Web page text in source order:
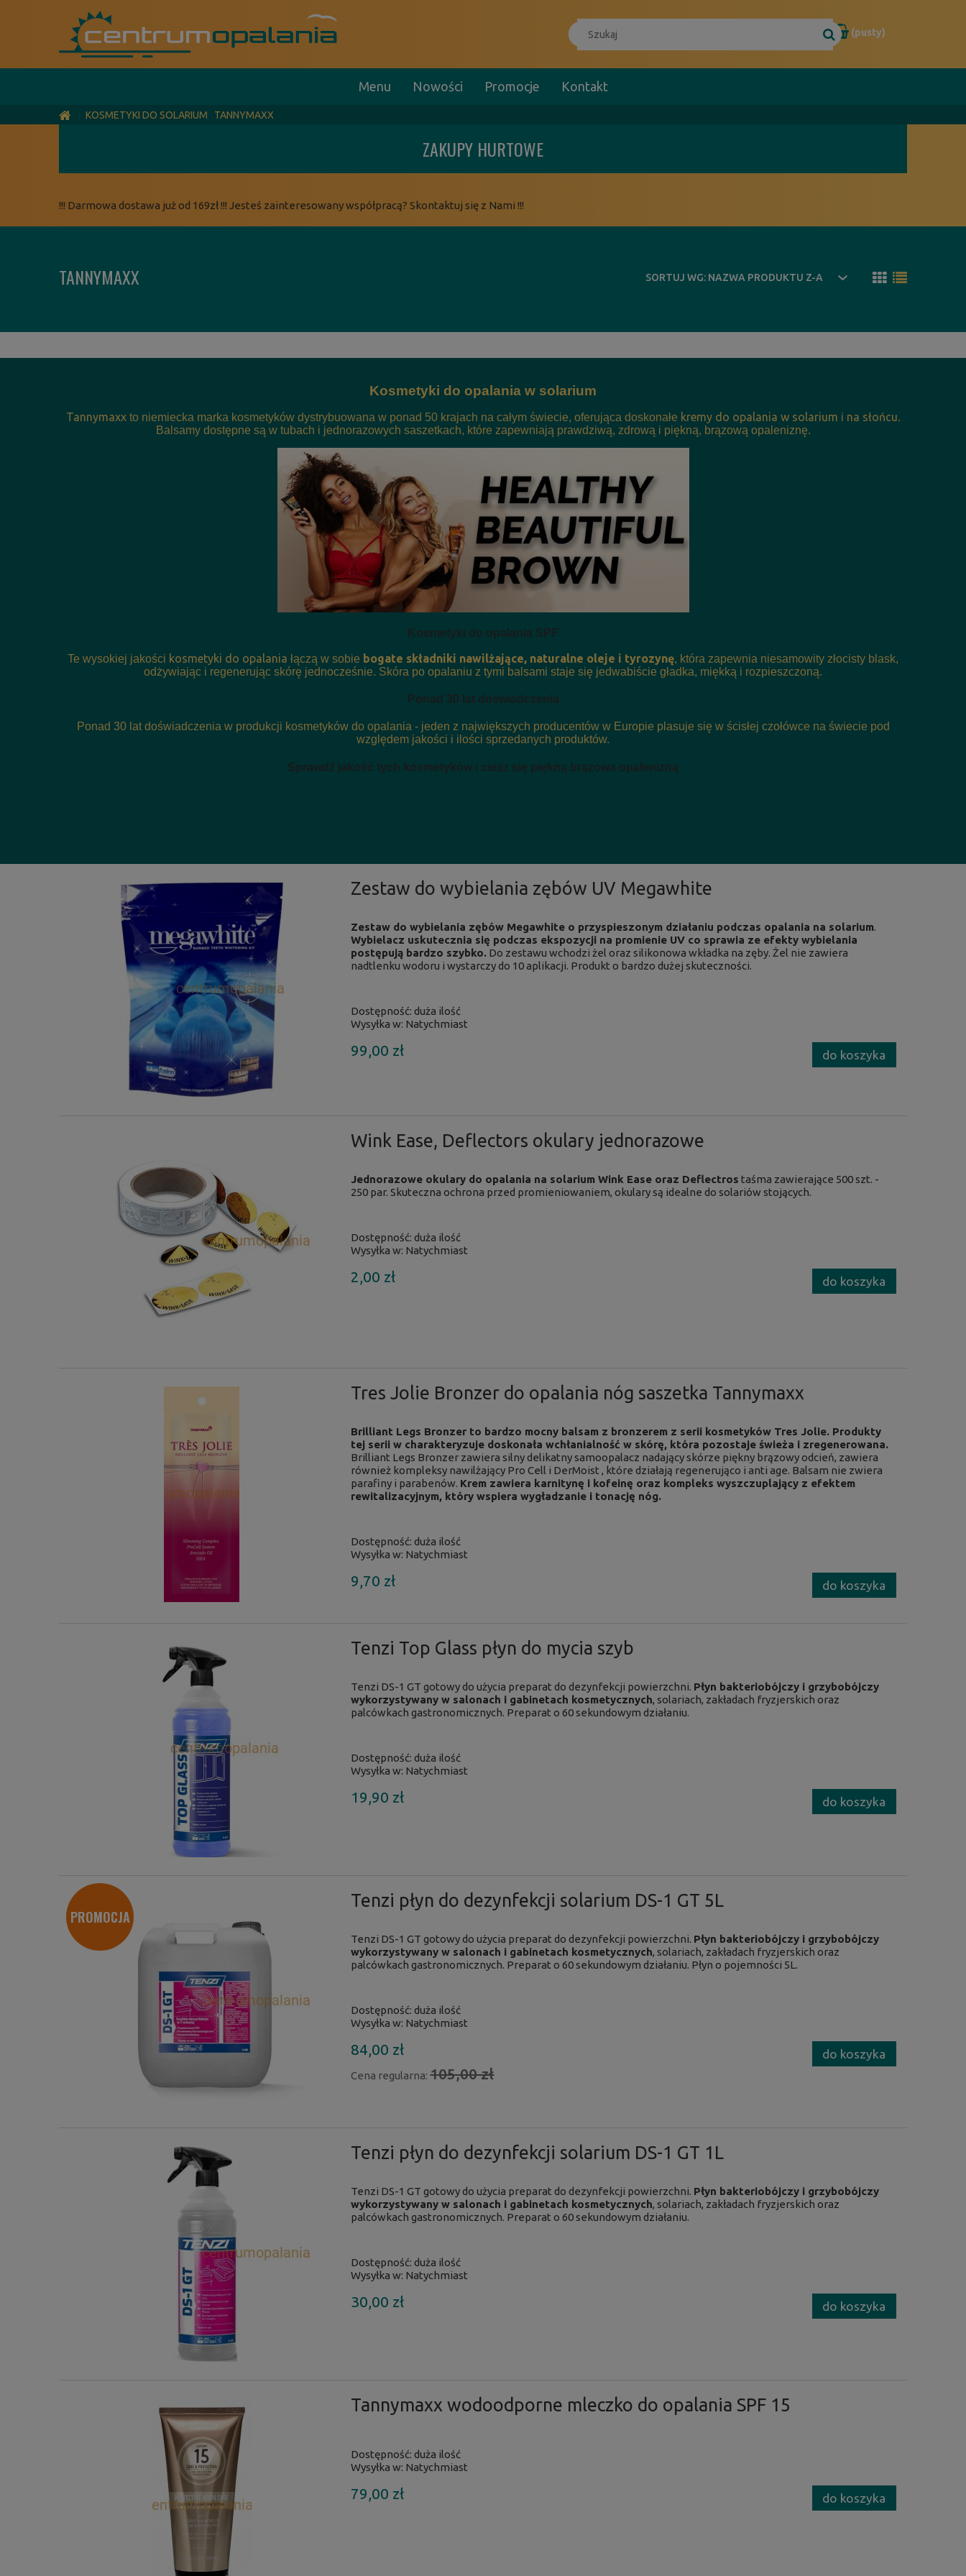
(pusty)
Menu Nowości Promocje Kontakt
KOSMETYKI DO SOLARIUM TANNYMAXX
ZAKUPY HURTOWE
!!! Darmowa dostawa już od 169zł !!! Jesteś zainteresowany współpracą? Skontaktuj się z Nami !!!
TANNYMAXX SORTUJ WG: NAZWA PRODUKTU Z-A
Kosmetyki do opalania w solarium
Tannymaxxto niemiecka marka kosmetyków dystrybuowana w ponad 50 krajach na całym świecie, oferująca doskonałe kremy do opalania w solarium i na słońcu.
Balsamy dostępne są w tubach i jednorazowych saszetkach, które zapewniają prawdziwą, zdrową i piękną, brązową opaleniznę.
Kosmetyki do opalania SPF
Te wysokiej jakości kosmetyki do opalania łączą w sobie bogate składniki nawilżające, naturalne oleje i tyrozynę, która zapewnia niesamowity złocisty blask,
odżywiając i regenerując skórę jednocześnie. Skóra po opalaniu z tymi balsami staje się jedwabiście gładka, miękką i rozpieszczoną.
Ponad 30 lat doświadczenia
Ponad 30 lat doświadczenia w produkcji kosmetyków do opalania - jeden z największych producentów w Europie plasuje się w ścisłej czołówce na świecie pod
względem jakości i ilości sprzedanych produktów.
Sprawdź jakość tych kosmetyków i ciesz się piękną brązowa opalenizną
Zestaw do wybielania zębów UV Megawhite
Zestaw do wybielania zębów Megawhite o przyspieszonym działaniu podczas opalania na solarium.
Wybielacz uskutecznia się podczas ekspozycji na promienie UV co sprawia ze efekty wybielania
postępują bardzo szybko. Do zestawu wchodzi żel oraz silikonowa wkładka na zęby. Żel nie zawiera
nadtlenku wodoru i wystarczy do 10 aplikacji. Produkt o bardzo dużej skuteczności.
Dostępność: duża ilość
Wysyłka w: Natychmiast
99,00 zł do koszyka
Wink Ease, Deflectors okulary jednorazowe
Jednorazowe okulary do opalania na solarium Wink Ease oraz Deflectros taśma zawierające 500 szt. -
250 par. Skuteczna ochrona przed promieniowaniem, okulary są idealne do solariów stojących.
Dostępność: duża ilość
Wysyłka w: Natychmiast
2,00 zł do koszyka
Tres Jolie Bronzer do opalania nóg saszetka Tannymaxx
Brilliant Legs Bronzer to bardzo mocny balsam z bronzerem z serii kosmetyków Tres Jolie. Produkty
tej serii w charakteryzuje doskonała wchłanialność w skórę, która pozostaje świeża i zregenerowana.
Brilliant Legs Bronzer zawiera silny delikatny samoopalacz nadający skórze piękny brązowy odcień, zawiera
również kompleksy nawilżający Pro Cell i DerMoist , które działają regenerująco i anti age. Balsam nie zwiera
parafiny i parabenów. Krem zawiera karnitynę i kofeinę oraz kompleks wyszczuplający z efektem
rewitalizacyjnym, który wspiera wygładzanie i tonację nóg.
Dostępność: duża ilość
Wysyłka w: Natychmiast
9,70 zł do koszyka
Tenzi Top Glass płyn do mycia szyb
Tenzi DS-1 GT gotowy do użycia preparat do dezynfekcji powierzchni. Płyn bakteriobójczy i grzybobójczy
wykorzystywany w salonach i gabinetach kosmetycznych,solariach, zakładach fryzjerskich oraz
palcówkach gastronomicznych. Preparat o 60 sekundowym działaniu.
Dostępność: duża ilość
Wysyłka w: Natychmiast
19,90 zł do koszyka
Tenzi płyn do dezynfekcji solarium DS-1 GT 5L
Tenzi DS-1 GT gotowy do użycia preparat do dezynfekcji powierzchni. Płyn bakteriobójczy i grzybobójczy
wykorzystywany w salonach i gabinetach kosmetycznych,solariach, zakładach fryzjerskich oraz
palcówkach gastronomicznych. Preparat o 60 sekundowym działaniu. Płyn o pojemności 5L.
Dostępność: duża ilość
Wysyłka w: Natychmiast
84,00 zł
Cena regularna:105,00 zł
do koszyka
PROMOCJA
Tenzi płyn do dezynfekcji solarium DS-1 GT 1L
Tenzi DS-1 GT gotowy do użycia preparat do dezynfekcji powierzchni. Płyn bakteriobójczy i grzybobójczy
wykorzystywany w salonach i gabinetach kosmetycznych,solariach, zakładach fryzjerskich oraz
palcówkach gastronomicznych. Preparat o 60 sekundowym działaniu.
Dostępność: duża ilość
Wysyłka w: Natychmiast
30,00 zł do koszyka
Tannymaxx wodoodporne mleczko do opalania SPF 15
Dostępność: duża ilość
Wysyłka w: Natychmiast
79,00 zł do koszyka